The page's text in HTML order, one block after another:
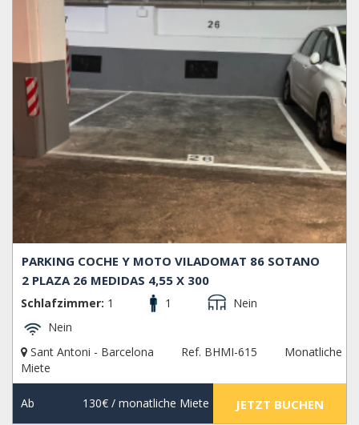
PARKING COCHE Y MOTO VILADOMAT 86 SOTANO
2 PLAZA 26 MEDIDAS 4,55 X 300
Schlafzimmer: 1 1
Nein
Nein
Sant Antoni - Barcelona
Ref. BHMI-615
Monatliche
Miete
Ab 130€/ monatliche Miete JETZT BUCHEN